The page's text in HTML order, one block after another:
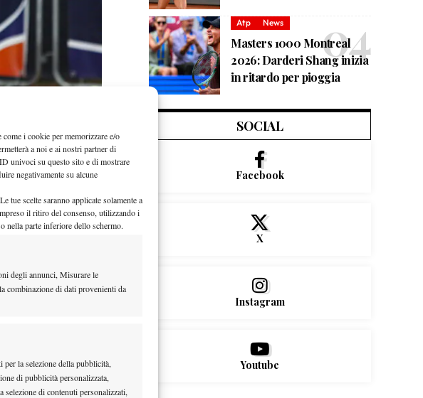
i cookie per memorizzare e/o
a noi e ai nostri partner di
univoci su questo sito e di mostrare
negativamente su alcune
tue scelte saranno applicate solamente a
il ritiro del consenso, utilizzando i
nella parte inferiore dello schermo.
degli annunci, Misurare le
combinazione di dati provenienti da
la selezione della pubblicità,
di pubblicità personalizzata,
di contenuti personalizzati,
di
in seguito
dopo
Andrea
Atp News
Masters 1000 Montreal
2026: Darderi Shang inizia
in ritardo per pioggia
SOCIAL
Facebook
X
Instagram
Youtube